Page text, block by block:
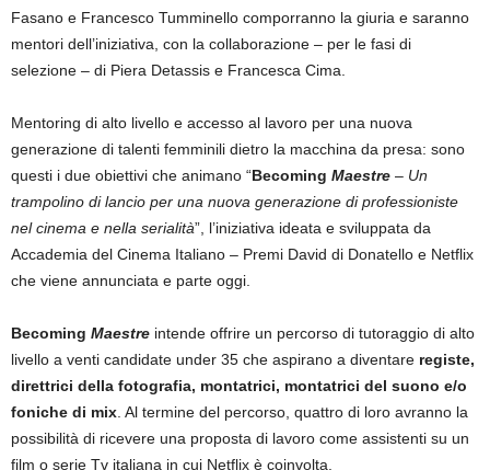
Fasano e Francesco Tumminello comporranno la giuria e saranno
mentori dell’iniziativa, con la collaborazione – per le fasi di
selezione – di Piera Detassis e Francesca Cima.
Mentoring di alto livello e accesso al lavoro per una nuova
generazione di talenti femminili dietro la macchina da presa: sono
questi i due obiettivi che animano “Becoming Maestre – Un
trampolino di lancio per una nuova generazione di professioniste
nel cinema e nella serialità”, l’iniziativa ideata e sviluppata da
Accademia del Cinema Italiano – Premi David di Donatello e Netflix
che viene annunciata e parte oggi.
Becoming Maestre intende offrire un percorso di tutoraggio di alto
livello a venti candidate under 35 che aspirano a diventare registe,
direttrici della fotografia, montatrici, montatrici del suono e/o
foniche di mix . Al termine del percorso, quattro di loro avranno la
possibilità di ricevere una proposta di lavoro come assistenti su un
film o serie Tv italiana in cui Netflix è coinvolta.